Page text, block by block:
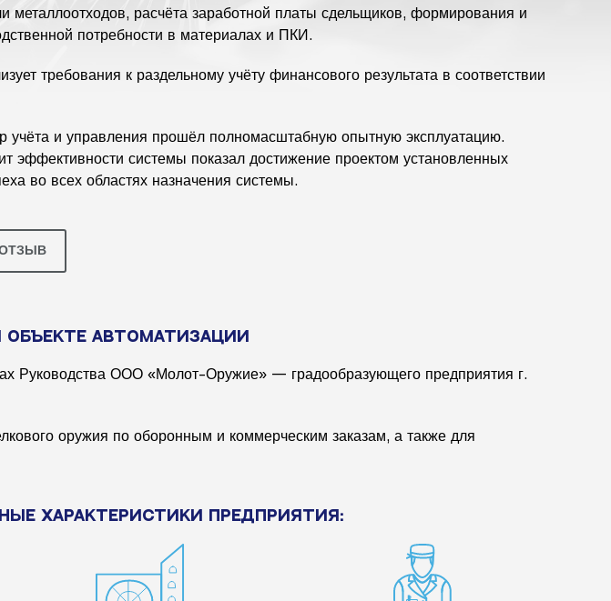
металлоотходов, расчёта заработной платы сдельщиков, формирования и
потребности в материалах и ПКИ.
требования к раздельному учёту финансового результата в соответствии
учёта и управления прошёл полномасштабную опытную эксплуатацию.
эффективности системы показал достижение проектом установленных
во всех областях назначения системы.
АВТОМАТИЗАЦИИ
Руководства ООО «Молот-Оружие» — градообразующего предприятия г.
оружия по оборонным и коммерческим заказам, а также для
характеристики Предприятия: